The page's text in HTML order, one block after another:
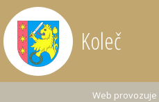
Koleč
Web provozuje